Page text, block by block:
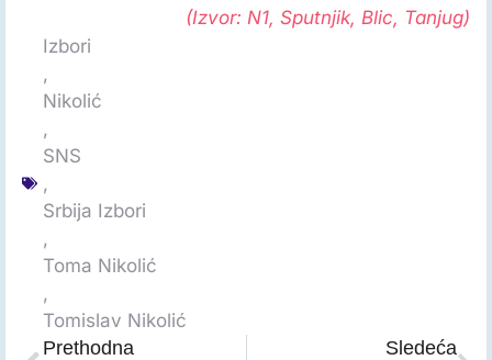
(Izvor: N1, Sputnjik, Blic, Tanjug)
Izbori
,
Nikolić
,
SNS
,
Srbija Izbori
,
Toma Nikolić
,
Tomislav Nikolić
Prethodna
Sledeća